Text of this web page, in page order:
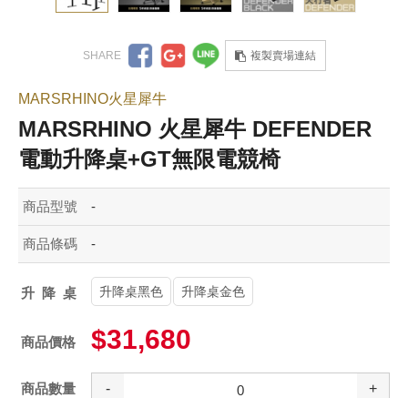
複製賣場連結
MARSRHINO火星犀牛
MARSRHINO 火星犀牛 DEFENDER
電動升降桌+GT無限電競椅
商品型號 -
商品條碼 -
升降桌 升降桌黑色 升降桌金色
商品價格 $31,680
商品數量 - +